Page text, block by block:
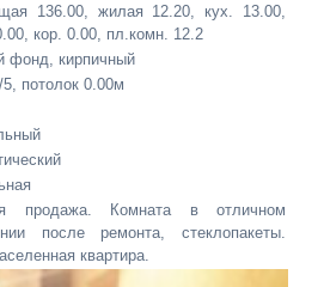
136.00, жилая 12.20, кух. 13.00,
кор. 0.00, пл.комн. 12.2
фонд, кирпичный
потолок 0.00м
продажа. Комната в отличном
после ремонта, стеклопакеты.
квартира.